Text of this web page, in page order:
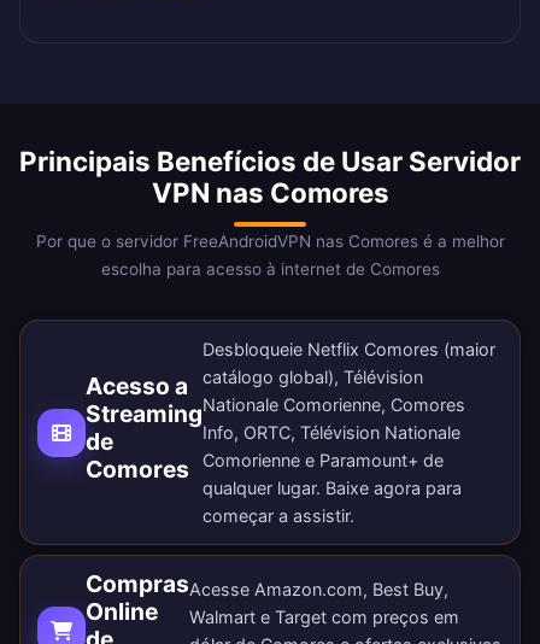
Principais Benefícios de Usar Servidor
VPN nas Comores
Por que o servidor FreeAndroidVPN nas Comores é a melhor
escolha para acesso à internet de Comores
Acesso a
Streaming
de
Comores
Desbloqueie Netflix Comores (maior
catálogo global), Télévision
Nationale Comorienne, Comores
Info, ORTC, Télévision Nationale
Comorienne e Paramount+ de
qualquer lugar. Baixe agora para
começar a assistir.
Compras
Online
Acesse Amazon.com, Best Buy,
Walmart e Target com preços em